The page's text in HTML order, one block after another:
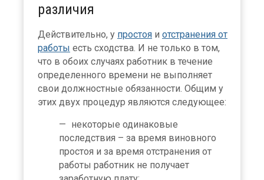
различия
Действительно, у простоя и отстранения от
работы есть сходства. И не только в том,
что в обоих случаях работник в течение
определенного времени не выполняет
свои должностные обязанности. Общим у
этих двух процедур являются следующее:
некоторые одинаковые
последствия – за время виновного
простоя и за время отстранения от
работы работник не получает